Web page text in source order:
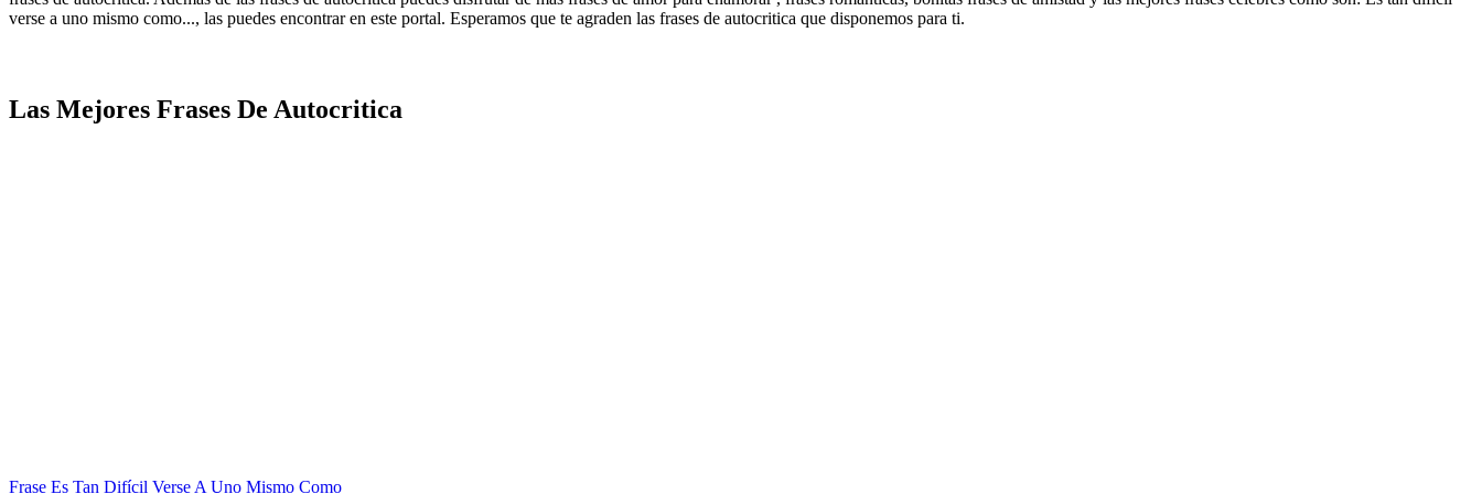
verse a uno mismo como..., las puedes encontrar en este portal. Esperamos que te agraden las frases de autocritica que disponemos para ti.
Las Mejores Frases De Autocritica
Frase Es Tan Difícil Verse A Uno Mismo Como